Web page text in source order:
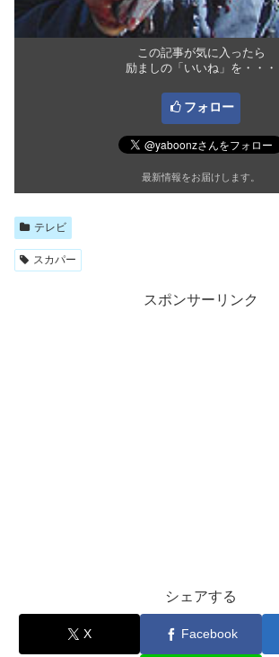
この記事が気に入ったら
励ましの「いいね」を・・・
フォロー
最新情報をお届けします。
テレビ
スカパー
スポンサーリンク
シェアする
X Facebook